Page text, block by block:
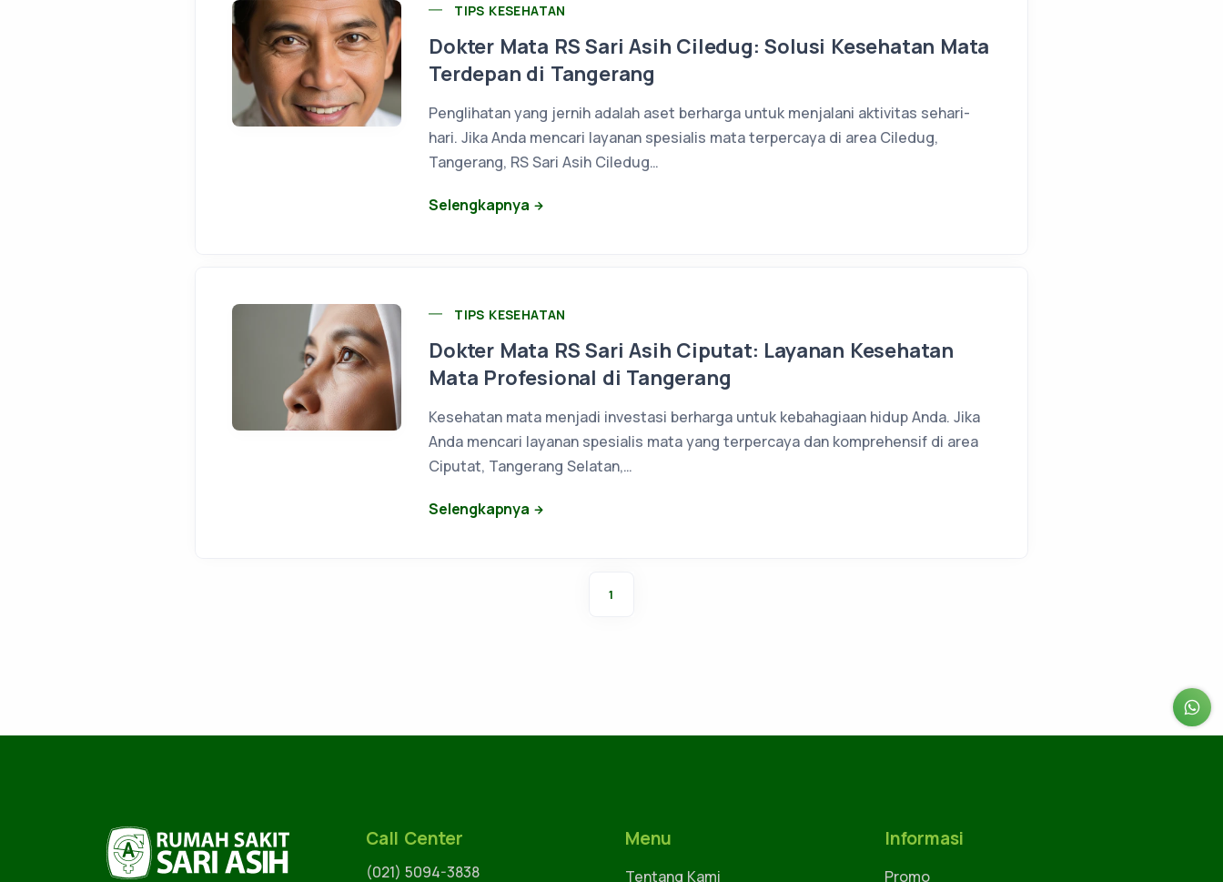
TIPS KESEHATAN
Dokter Mata RS Sari Asih Ciledug: Solusi Kesehatan Mata
Terdepan di Tangerang
Penglihatan yang jernih adalah aset berharga untuk menjalani aktivitas sehari-
hari. Jika Anda mencari layanan spesialis mata terpercaya di area Ciledug,
Tangerang, RS Sari Asih Ciledug…
Selengkapnya
TIPS KESEHATAN
Dokter Mata RS Sari Asih Ciputat: Layanan Kesehatan
Mata Profesional di Tangerang
Kesehatan mata menjadi investasi berharga untuk kebahagiaan hidup Anda. Jika
Anda mencari layanan spesialis mata yang terpercaya dan komprehensif di area
Ciputat, Tangerang Selatan,…
Selengkapnya
1
Call Center
(021) 5094-3838
Menu
Tentang Kami
Informasi
Promo